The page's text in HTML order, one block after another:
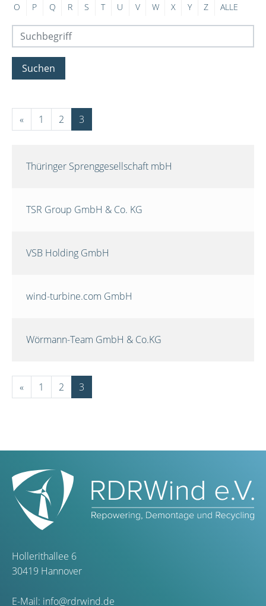
O
P Q R S T U V W X Y Z ALLE
Suchen
« 1 2 3
Thüringer Sprenggesellschaft mbH
TSR Group GmbH & Co. KG
VSB Holding GmbH
wind-turbine.com GmbH
Wörmann-Team GmbH & Co.KG
« 1 2 3
Hollerithallee 6
30419 Hannover
E-Mail: info@rdrwind.de